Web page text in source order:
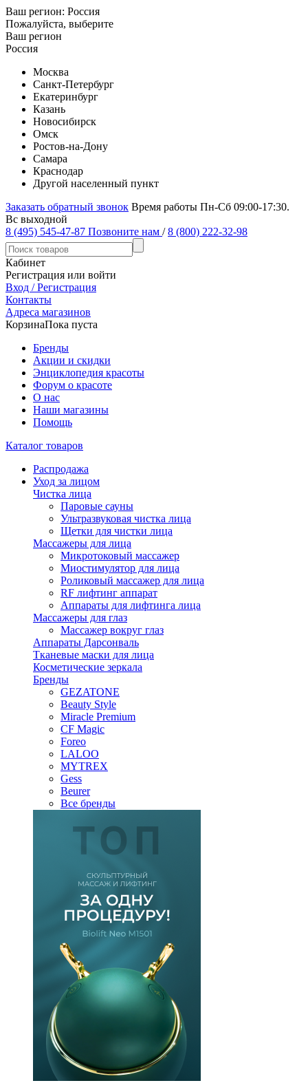
Ваш регион: Россия
Пожалуйста, выберите
Ваш регион
Россия
Москва
Санкт-Петербург
Екатеринбург
Казань
Новосибирск
Омск
Ростов-на-Дону
Самара
Краснодар
Другой населенный пункт
Заказать обратный звонок Время работы Пн-Сб 09:00-17:30.
Вс выходной
8 (495) 545-47-87 Позвоните нам / 8 (800) 222-32-98
Кабинет
Регистрация или войти
Вход / Регистрация
Контакты
Адреса магазинов
КорзинаПока пуста
Бренды
Акции и скидки
Энциклопедия красоты
Форум о красоте
О нас
Наши магазины
Помощь
Каталог товаров
Распродажа
Уход за лицом
Чистка лица
Паровые сауны
Ультразвуковая чистка лица
Щетки для чистки лица
Массажеры для лица
Микротоковый массажер
Миостимулятор для лица
Роликовый массажер для лица
RF лифтинг аппарат
Аппараты для лифтинга лица
Массажеры для глаз
Массажер вокруг глаз
Аппараты Дарсонваль
Тканевые маски для лица
Косметические зеркала
Бренды
GEZATONE
Beauty Style
Miracle Premium
CF Magic
Foreo
LALOO
MYTREX
Gess
Beurer
Все бренды